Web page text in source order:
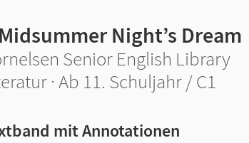
Night’s Dream
Senior English Library
· Ab 11. Schuljahr / C1
mit Annotationen